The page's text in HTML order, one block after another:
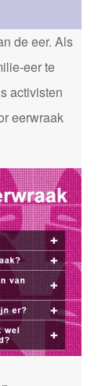
de eer. Als
eer te
activisten
eerwraak